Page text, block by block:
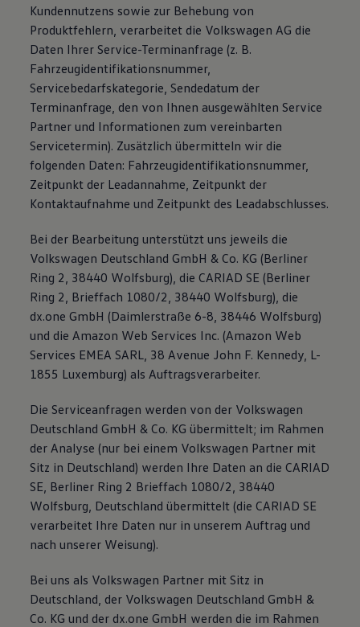
Kundennutzens sowie zur Behebung von
Produktfehlern, verarbeitet die Volkswagen AG die
Daten Ihrer Service-Terminanfrage (z. B.
Fahrzeugidentifikationsnummer,
Servicebedarfskategorie, Sendedatum der
Terminanfrage, den von Ihnen ausgewählten Service
Partner und Informationen zum vereinbarten
Servicetermin). Zusätzlich übermitteln wir die
folgenden Daten: Fahrzeugidentifikationsnummer,
Zeitpunkt der Leadannahme, Zeitpunkt der
Kontaktaufnahme und Zeitpunkt des Leadabschlusses.
Bei der Bearbeitung unterstützt uns jeweils die
Volkswagen Deutschland GmbH & Co. KG (Berliner
Ring 2, 38440 Wolfsburg), die CARIAD SE (Berliner
Ring 2, Brieffach 1080/2, 38440 Wolfsburg), die
dx.one GmbH (Daimlerstraße 6-8, 38446 Wolfsburg)
und die Amazon Web Services Inc. (Amazon Web
Services EMEA SARL, 38 Avenue John F. Kennedy, L-
1855 Luxemburg) als Auftragsverarbeiter.
Die Serviceanfragen werden von der Volkswagen
Deutschland GmbH & Co. KG übermittelt; im Rahmen
der Analyse (nur bei einem Volkswagen Partner mit
Sitz in Deutschland) werden Ihre Daten an die CARIAD
SE, Berliner Ring 2 Brieffach 1080/2, 38440
Wolfsburg, Deutschland übermittelt (die CARIAD SE
verarbeitet Ihre Daten nur in unserem Auftrag und
nach unserer Weisung).
Bei uns als Volkswagen Partner mit Sitz in
Deutschland, der Volkswagen Deutschland GmbH &
Co. KG und der dx.one GmbH werden die im Rahmen